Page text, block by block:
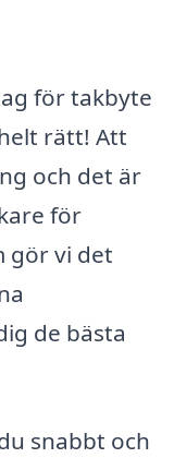
för takbyte
rätt! Att
och det är
för
gör vi det
de bästa
snabbt och